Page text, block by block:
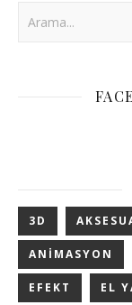
3D
ANIMASYON
EFEKT EL